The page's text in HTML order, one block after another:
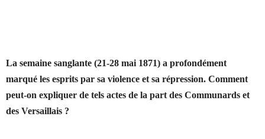
La semaine sanglante (21-28 mai 1871) a profondément
marqué les esprits par sa violence et sa répression. Comment
peut-on expliquer de tels actes de la part des Communards et
des Versaillais ?